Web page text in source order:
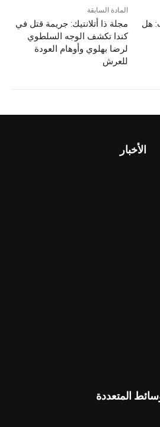
المادة السابقة
مجلة ذا أتلانتيك: جريمة قتل في
كندا تكشف الوجه السلطوي
لرضا بهلوي وأوهام العودة
للعرش
هل
الأخبار
المتعددة